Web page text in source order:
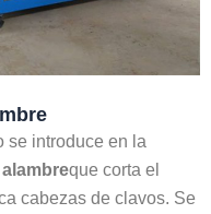
se introduce en la
que corta el
cabezas de clavos. Se